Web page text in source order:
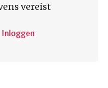
vereist
Inloggen